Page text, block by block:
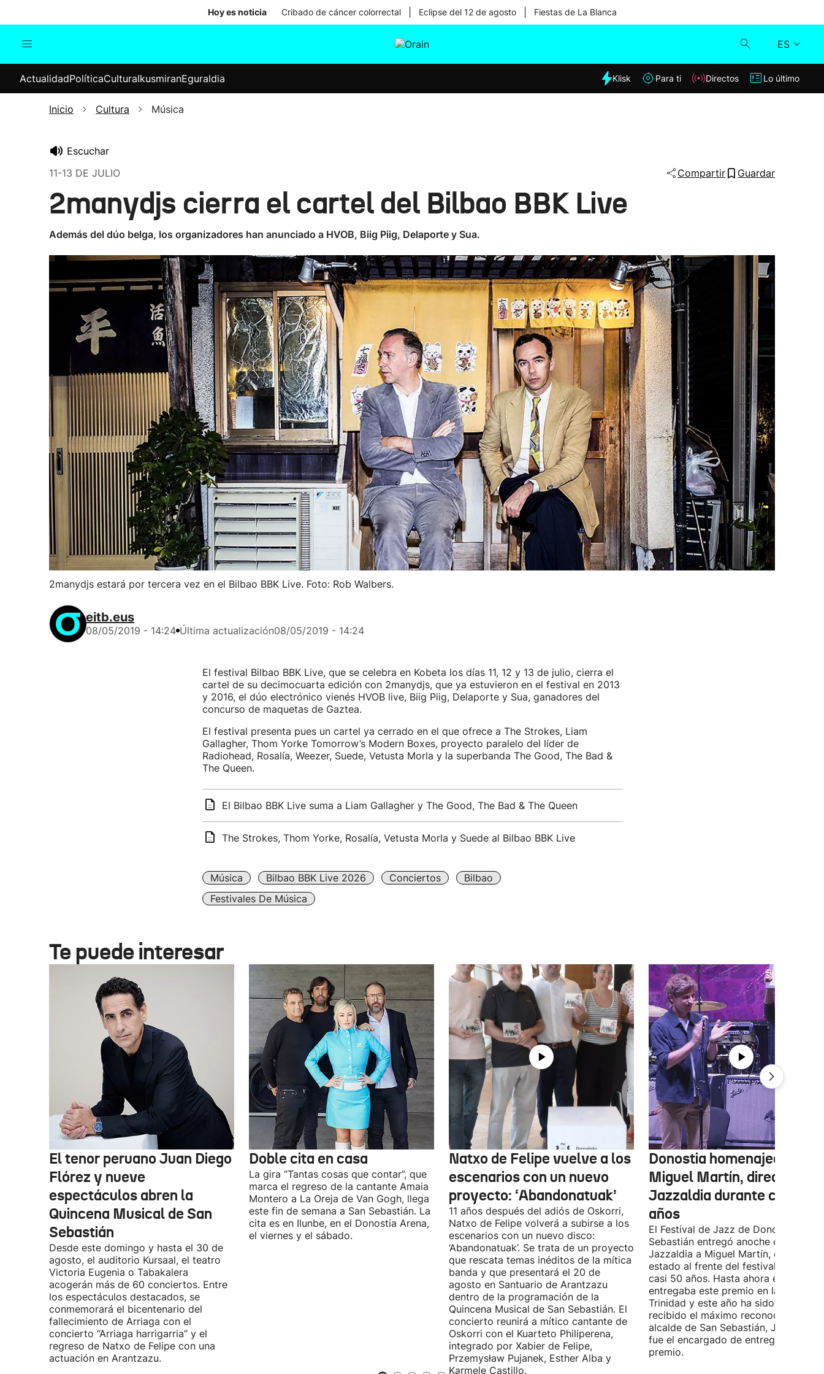
Hoy es noticia Cribado de cáncer colorrectal Eclipse del 12 de agosto Fiestas de La Blanca
ES
Internacional
Elecciones
Klisk
ActualidadPolíticaCulturaIkusmiranEguraldia Klisk Para ti Directos Lo último
Inicio Cultura Música
Escuchar
11-13 DE JULIO
Compartir Guardar
2manydjs cierra el cartel del Bilbao BBK Live
Además del dúo belga, los organizadores han anunciado a HVOB, Biig Piig, Delaporte y Sua.
2manydjs estará por tercera vez en el Bilbao BBK Live. Foto: Rob Walbers.
eitb.eus
08/05/2019 - 14:24 Última actualización08/05/2019 - 14:24
El festival Bilbao BBK Live, que se celebra en Kobeta los días 11, 12 y 13 de julio, cierra el
cartel de su decimocuarta edición con 2manydjs, que ya estuvieron en el festival en 2013
y 2016, el dúo electrónico vienés HVOB live, Biig Piig, Delaporte y Sua, ganadores del
concurso de maquetas de Gaztea.
El festival presenta pues un cartel ya cerrado en el que ofrece a The Strokes, Liam
Gallagher, Thom Yorke Tomorrow’s Modern Boxes, proyecto paralelo del líder de
Radiohead, Rosalía, Weezer, Suede, Vetusta Morla y la superbanda The Good, The Bad &
The Queen.
El Bilbao BBK Live suma a Liam Gallagher y The Good, The Bad & The Queen
The Strokes, Thom Yorke, Rosalía, Vetusta Morla y Suede al Bilbao BBK Live
Música Bilbao BBK Live 2026 Conciertos
Bilbao
Festivales De Música
Te puede interesar
El tenor peruano Juan Diego
Flórez y nueve
espectáculos abren la
Quincena Musical de San
Sebastián
Desde este domingo y hasta el 30 de
agosto, el auditorio Kursaal, el teatro
Victoria Eugenia o Tabakalera
acogerán más de 60 conciertos. Entre
los espectáculos destacados, se
conmemorará el bicentenario del
fallecimiento de Arriaga con el
concierto “Arriaga harrigarria” y el
regreso de Natxo de Felipe con una
actuación en Arantzazu.
Doble cita en casa
La gira “Tantas cosas que contar”, que
marca el regreso de la cantante Amaia
Montero a La Oreja de Van Gogh, llega
este fin de semana a San Sebastián. La
cita es en Ilunbe, en el Donostia Arena,
el viernes y el sábado.
Natxo de Felipe vuelve a los
escenarios con un nuevo
proyecto: ‘Abandonatuak’
11 años después del adiós de Oskorri,
Natxo de Felipe volverá a subirse a los
escenarios con un nuevo disco:
‘Abandonatuak’. Se trata de un proyecto
que rescata temas inéditos de la mítica
banda y que presentará el 20 de
agosto en Santuario de Arantzazu
dentro de la programación de la
Quincena Musical de San Sebastián. El
concierto reunirá a mítico cantante de
Oskorri con el Kuarteto Philiperena,
integrado por Xabier de Felipe,
Przemysław Pujanek, Esther Alba y
Karmele Castillo.
Donostia homenajea a
Miguel Martín, director del
Jazzaldia durante casi 50
años
El Festival de Jazz de Donostia-San
Sebastián entregó anoche el premio
Jazzaldia a Miguel Martín, quien ha
estado al frente del festival durante
casi 50 años. Hasta ahora era él
entregaba este premio en la Plaza
Trinidad y este año ha sido él quien
recibido el máximo reconocimiento.
alcalde de San Sebastián, Jon
fue el encargado de entregarle el
premio.